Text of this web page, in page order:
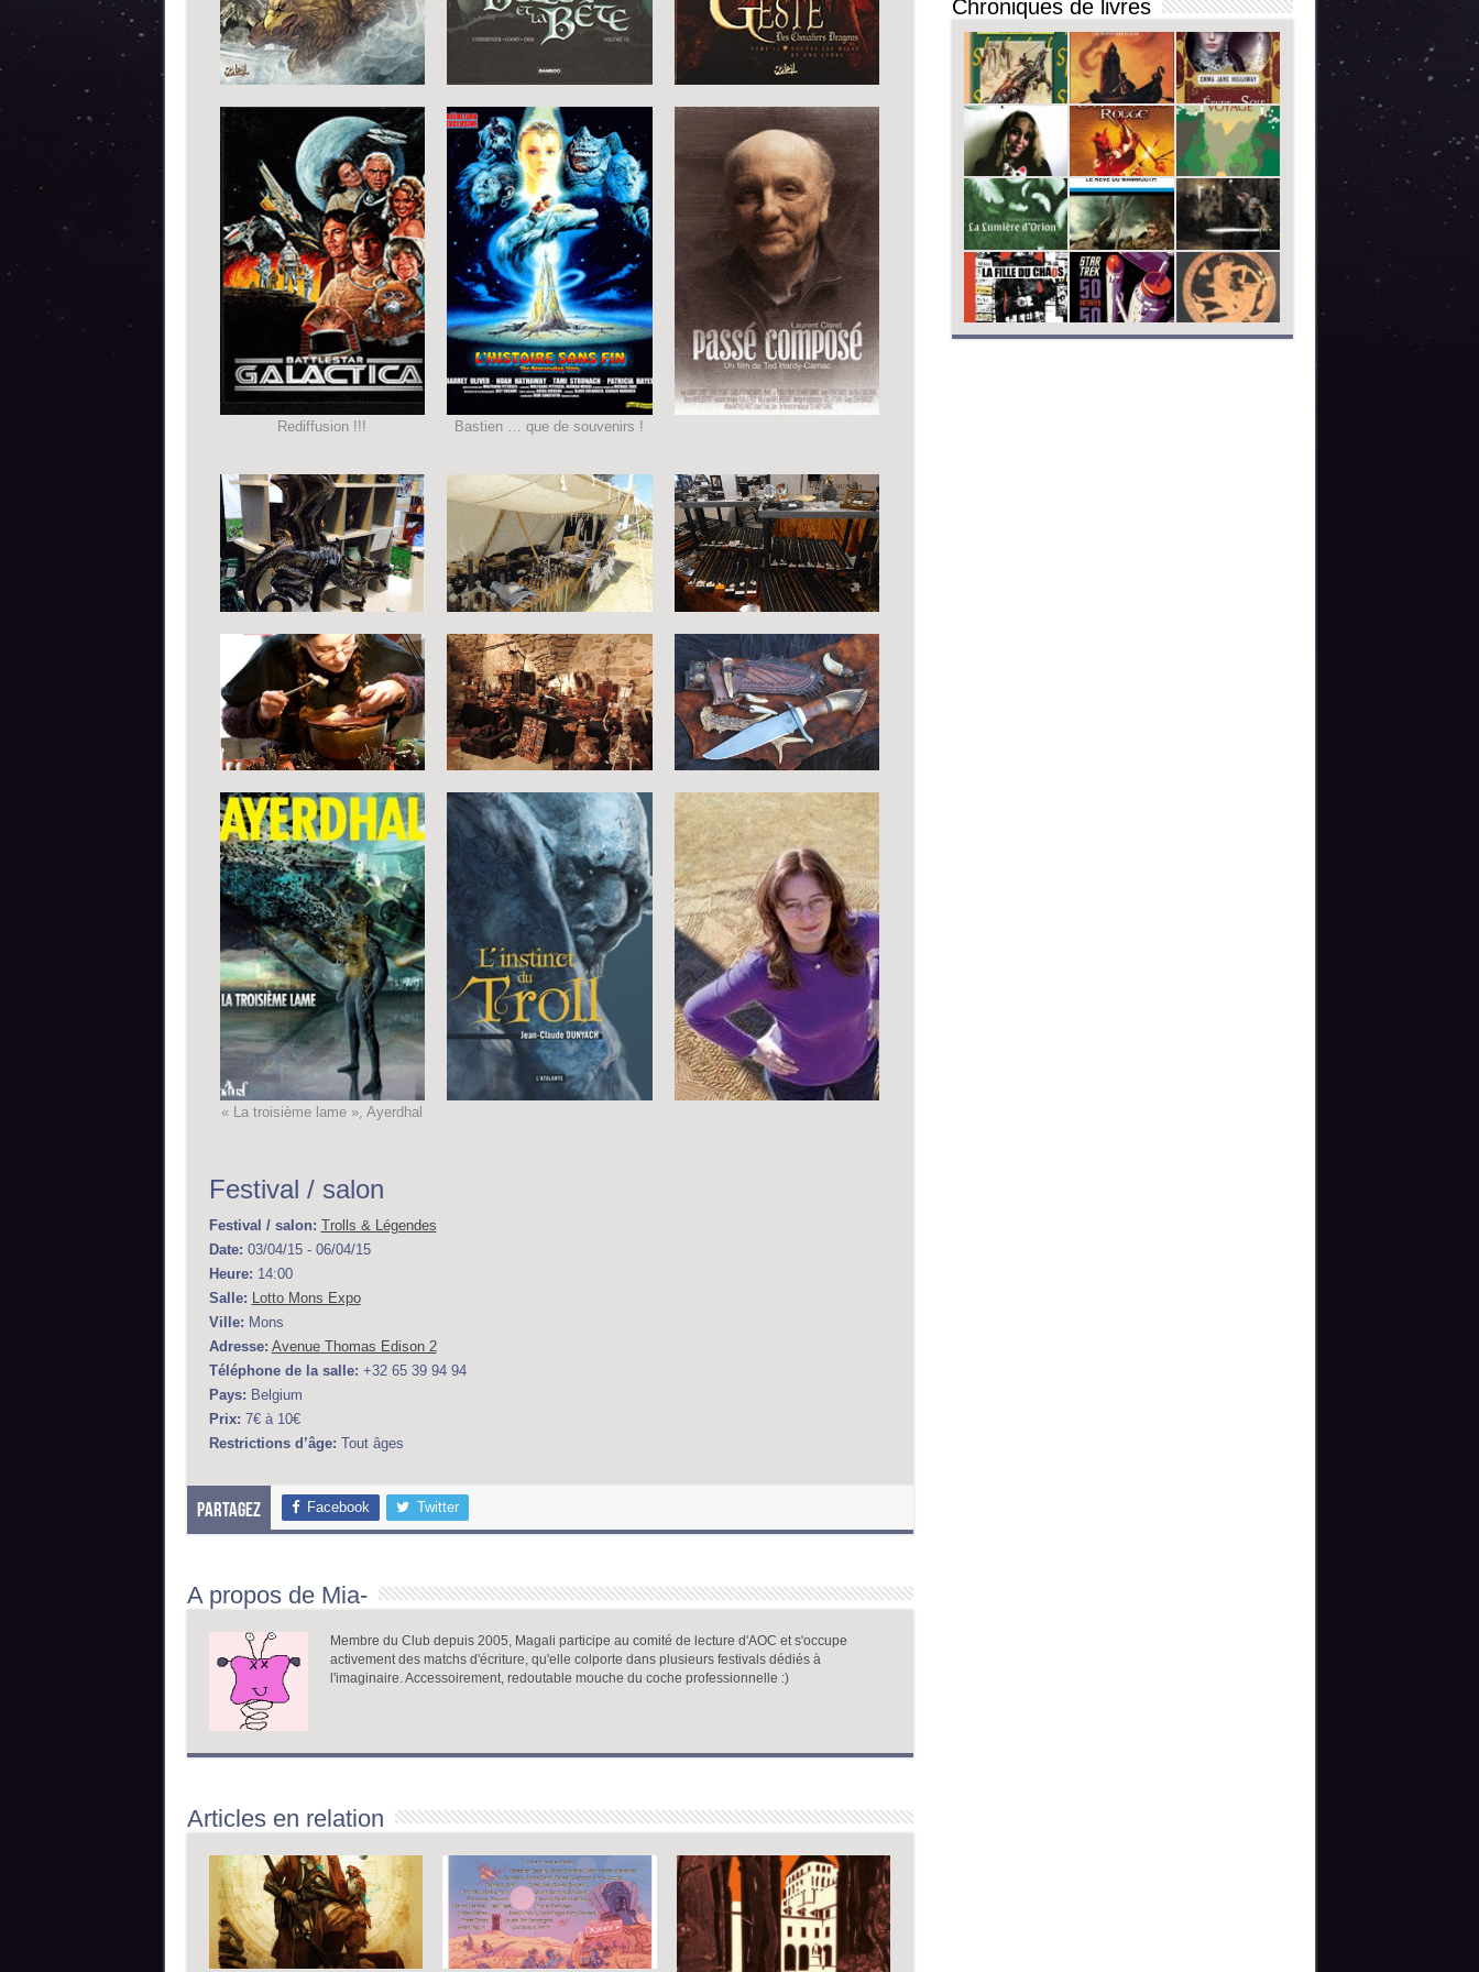
Rediffusion !!! Bastien … que de souvenirs !
« La troisième lame », Ayerdhal
Festival / salon
Festival / salon: Trolls & Légendes
Date: 03/04/15 - 06/04/15
Heure: 14:00
Salle: Lotto Mons Expo
Ville: Mons
Adresse: Avenue Thomas Edison 2
Téléphone de la salle: +32 65 39 94 94
Pays: Belgium
Prix: 7€ à 10€
Restrictions d’âge: Tout âges
Partagez Facebook Twitter
A propos de Mia-
Membre du Club depuis 2005, Magali participe au comité de lecture d'AOC et s'occupe
activement des matchs d'écriture, qu'elle colporte dans plusieurs festivals dédiés à
l'imaginaire. Accessoirement, redoutable mouche du coche professionnelle :)
Articles en relation
Chroniques de livres